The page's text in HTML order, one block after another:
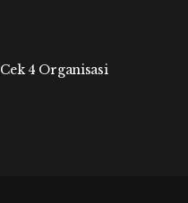
4 Organisasi